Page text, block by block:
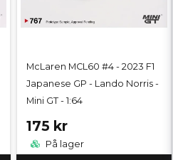
McLaren MCL60 #4 - 2023 F1
Japanese GP - Lando Norris -
Mini GT - 1:64
175 kr
På lager